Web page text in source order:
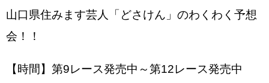
山口県住みます芸人「どさけん」のわくわく予想
会！！
【時間】第9レース発売中～第12レース発売中